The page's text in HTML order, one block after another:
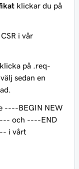
klickar du på
i vår
på .req-
sedan en
----BEGIN NEW
och ----END
i vårt